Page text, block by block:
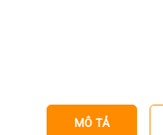
MÔ TẢ